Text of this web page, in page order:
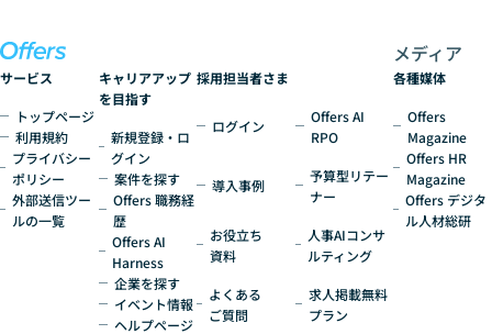
サービス
トップページ
利用規約
プライバシー
ポリシー
外部送信ツー
ルの一覧
キャリアアップ
を目指す
新規登録・ロ
グイン
案件を探す
Offers 職務経
歴
Offers AI
Harness
企業を探す
イベント情報
ヘルプページ
採用担当者さま
ログイン
導入事例
お役立ち
資料
よくある
ご質問
Offers AI
RPO
予算型リテー
ナー
人事AIコンサ
ルティング
求人掲載無料
プラン
メディア
各種媒体
Offers
Magazine
Offers HR
Magazine
Offers デジタ
ル人材総研